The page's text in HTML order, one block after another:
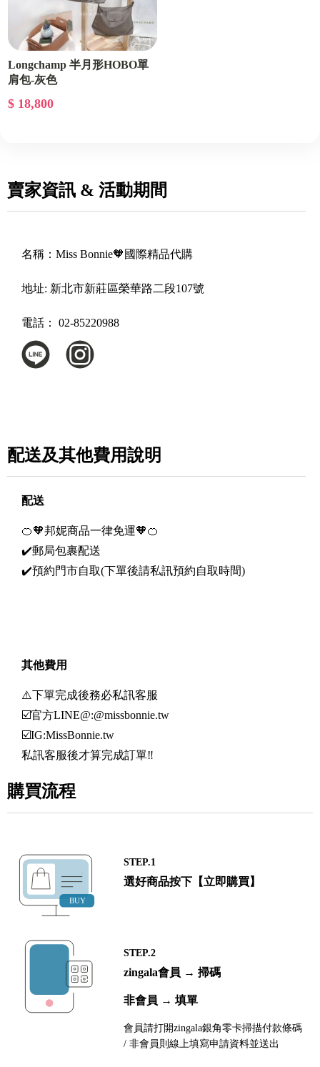
Longchamp 半月形HOBO單
肩包-灰色
$ 18,800
賣家資訊 & 活動期間
名稱： Miss Bonnie🧡國際精品代購
地址: 新北市新莊區榮華路二段107號
電話： 02-85220988
配送及其他費用說明
配送
🍊🧡邦妮商品一律免運🧡🍊
✔️郵局包裹配送
✔️預約門市自取(下單後請私訊預約自取時間)
其他費用
⚠️下單完成後務必私訊客服
☑️官方LINE@:@missbonnie.tw
☑️IG:MissBonnie.tw
私訊客服後才算完成訂單️️‼️
購買流程
STEP.1
選好商品按下【立即購買】
STEP.2
zingala會員 → 掃碼
非會員 → 填單
會員請打開zingala銀角零卡掃描付款條碼
/ 非會員則線上填寫申請資料並送出